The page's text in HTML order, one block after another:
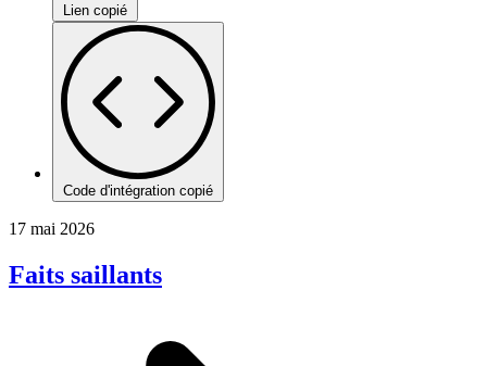
Lien copié
Code d'intégration copié
17 mai 2026
Faits saillants